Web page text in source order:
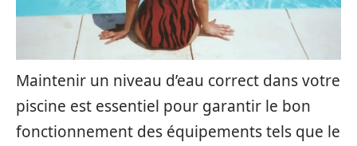
Maintenir un niveau d’eau correct dans votre
piscine est essentiel pour garantir le bon
fonctionnement des équipements tels que le